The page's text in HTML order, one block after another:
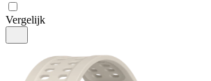
Vergelijk